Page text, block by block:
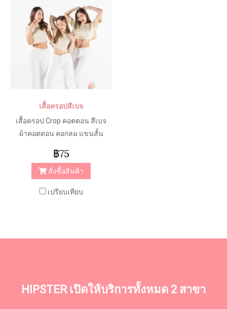
เสื้อครอปสีเบจ
เสื้อครอป Crop คอตตอน สีเบจ
ผ้าคอตตอน คอกลม แขนสั้น
******* ( Slim fit : แนบเนื้อ /
Regular : ทรงมาตรฐาน /
สบาย ระบายอากาศเยี่ยม เนื้อผ้า
฿75
สั่งซื้อสินค้า
เปรียบเทียบ
HIPSTER เปิดให้บริการทั้งหมด 2 สาขา